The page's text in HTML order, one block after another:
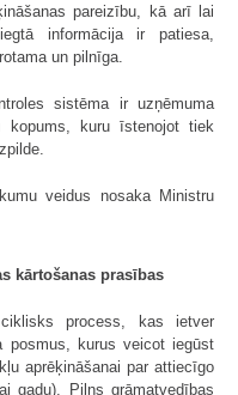
pareizību, kā arī lai
informācija ir patiesa,
un pilnīga.
sistēma ir uzņēmuma
kopums, kuru īstenojot tiek
veidus nosaka Ministru
kārtošanas prasības
process, kas ietver
posmus, kurus veicot iegūst
aprēķināšanai par attiecīgo
gadu). Pilns grāmatvedības